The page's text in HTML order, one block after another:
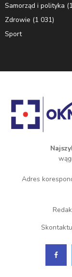
Samorząd i polityka
Zdrowie (1 031)
Sport
Adres